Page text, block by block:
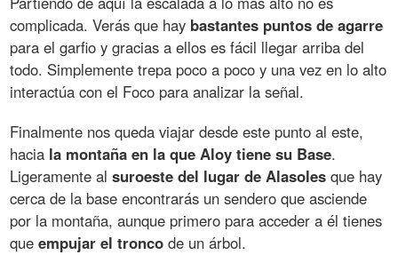
complicada. Verás que hay bastantes puntos de agarre
para el garfio y gracias a ellos es fácil llegar arriba del
todo. Simplemente trepa poco a poco y una vez en lo alto
interactúa con el Foco para analizar la señal.
Finalmente nos queda viajar desde este punto al este,
hacia la montaña en la que Aloy tiene su Base.
Ligeramente alsuroeste del lugar de Alasoles que hay
cerca de la base encontrarás un sendero que asciende
por la montaña, aunque primero para acceder a él tienes
queempujar el tronco de un árbol.